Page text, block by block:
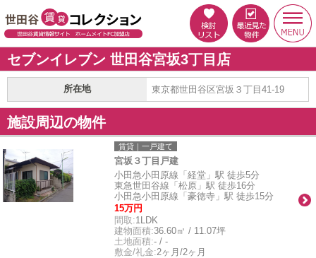
セブンイレブン 世田谷宮坂3丁目店
所在地 東京都世田谷区宮坂３丁目41-19
施設周辺の物件
賃貸｜一戸建て
宮坂３丁目戸建
小田急小田原線「経堂」駅 徒歩5分
東急世田谷線「松原」駅 徒歩16分
小田急小田原線「豪徳寺」駅 徒歩15分
15万円
間取:1LDK
建物面積:36.60㎡ / 11.07坪
土地面積:- / -
敷金/礼金:2ヶ月/2ヶ月